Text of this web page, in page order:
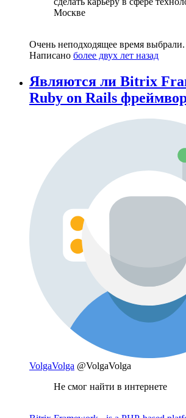
Москве
Очень неподходящее время выбрали.
Написано более двух лет назад
Являются ли Bitrix
Ruby on Rails
VolgaVolga @VolgaVolga
Не смог найти в интернете